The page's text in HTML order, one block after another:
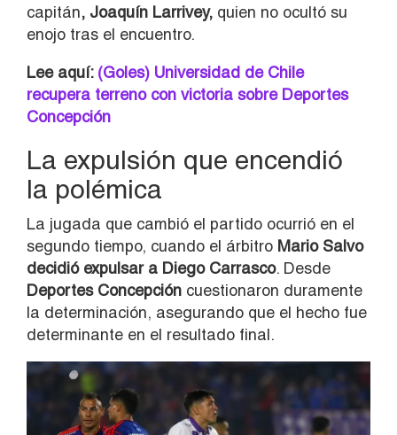
capitán, Joaquín Larrivey, quien no ocultó su
enojo tras el encuentro.
Lee aquí:(Goles) Universidad de Chile
recupera terreno con victoria sobre Deportes
Concepción
La expulsión que encendió
la polémica
La jugada que cambió el partido ocurrió en el
segundo tiempo, cuando el árbitro Mario Salvo
decidió expulsar a Diego Carrasco. Desde
Deportes Concepción cuestionaron duramente
la determinación, asegurando que el hecho fue
determinante en el resultado final.